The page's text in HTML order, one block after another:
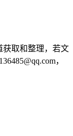
获取和整理，若文
，